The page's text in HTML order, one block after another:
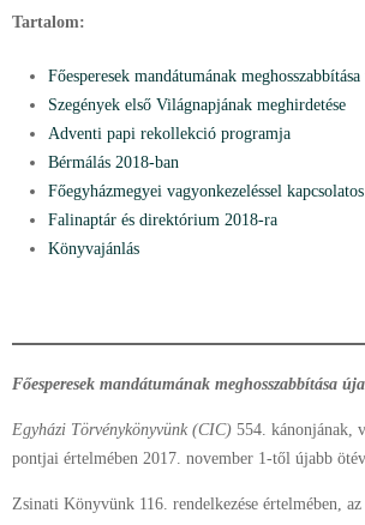
Tartalom:
Főesperesek mandátumának
Szegények első Világnapjának meghirdetése
Adventi papi rekollekció programja
Bérmálás 2018-ban
Főegyházmegyei vagyonkezeléssel
Falinaptár és direktórium 2018-ra
Könyvajánlás
Főesperesek mandátumának meghosszabbítása
Egyházi Törvénykönyvünk (CIC) 554. kánonjának,
pontjai értelmében 2017. november 1-től újabb
Zsinati Könyvünk 116. rendelkezése értelmében,